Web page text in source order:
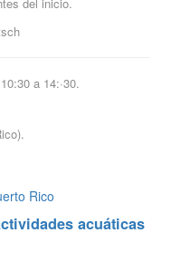
a 14:·30.
acuáticas